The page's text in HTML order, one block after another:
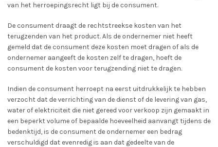
van het herroepingsrecht ligt bij de consument.
De consument draagt de rechtstreekse kosten van het
terugzenden van het product. Als de ondernemer niet heeft
gemeld dat de consument deze kosten moet dragen of als de
ondernemer aangeeft de kosten zelf te dragen, hoeft de
consument de kosten voor terugzending niet te dragen.
Indien de consument herroept na eerst uitdrukkelijk te hebben
verzocht dat de verrichting van de dienst of de levering van gas,
water of elektriciteit die niet gereed voor verkoop zijn gemaakt in
een beperkt volume of bepaalde hoeveelheid aanvangt tijdens de
bedenktijd, is de consument de ondernemer een bedrag
verschuldigd dat evenredig is aan dat gedeelte van de